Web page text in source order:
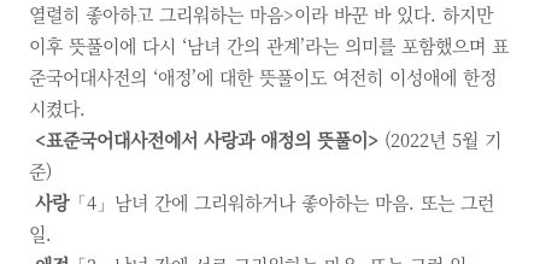
열렬히 좋아하고 그리워하는 마음>이라 바꾼 바 있다. 하지만
이후 뜻풀이에 다시 ‘남녀 간의 관계’라는 의미를 포함했으며 표
준국어대사전의 ‘애정’에 대한 뜻풀이도 여전히 이성애에 한정
시켰다.
<표준국어대사전에서 사랑과 애정의 뜻풀이> (2022년 5월 기
준)
사랑「4」남녀 간에 그리워하거나 좋아하는 마음. 또는 그런
일.